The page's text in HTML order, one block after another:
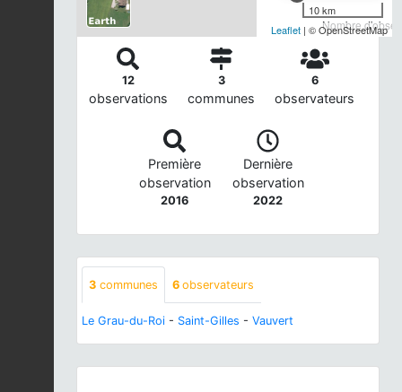
Nombre
10 km
Leaflet | © OpenStreetMap
12
observations
3
communes
6
observateurs
Première
observation
2016
Dernière
observation
2022
3 communes 6 observateurs
Le Grau-du-Roi - Saint-Gilles - Vauvert